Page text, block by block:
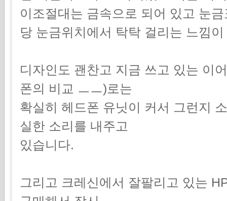
이조절대는 금속으로 되어 있고 눈
당 눈금위치에서 탁탁 걸리는 느낌
디자인도 괜찬고 지금 쓰고 있는 이
폰의 비교 ㅡㅡ)로는
확실히 헤드폰 유닛이 커서 그런지
실한 소리를 내주고
있습니다.
그리고 크레신에서 잘팔리고 있는